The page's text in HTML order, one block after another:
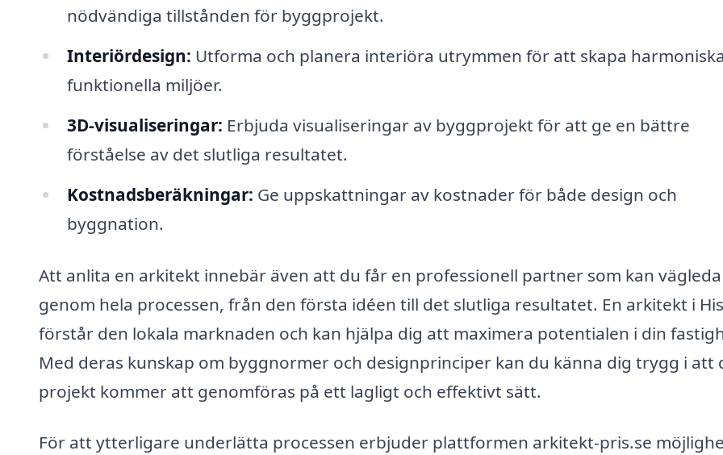
nödvändiga tillstånden för byggprojekt.
Interiördesign: Utforma och planera interiöra utrymmen för att skapa
funktionella miljöer.
3D-visualiseringar: Erbjuda visualiseringar av byggprojekt för att ge en bättre
förståelse av det slutliga resultatet.
Kostnadsberäkningar: Ge uppskattningar av kostnader för både design och
byggnation.
Att anlita en arkitekt innebär även att du får en professionell partner som kan
genom hela processen, från den första idéen till det slutliga resultatet. En arkitekt i
förstår den lokala marknaden och kan hjälpa dig att maximera potentialen i din
Med deras kunskap om byggnormer och designprinciper kan du känna dig trygg i att
projekt kommer att genomföras på ett lagligt och effektivt sätt.
För att ytterligare underlätta processen erbjuder plattformen arkitekt-pris.se